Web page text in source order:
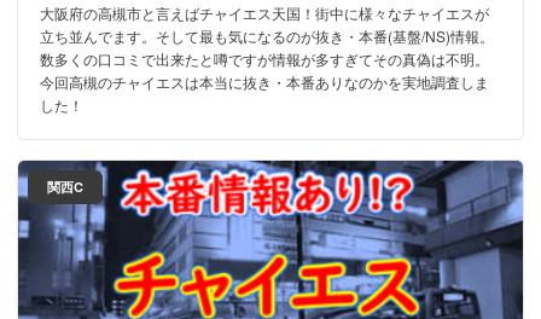
大阪府の高槻市と言えばチャイエス天国！街中に様々なチャイエスが
立ち並んでます。そして最も気になるのが抜き・本番(基盤/NS)情報。
数多くの口コミで出来たと噂ですが情報が多すぎてその真偽は不明。
今回高槻のチャイエスは本当に抜き・本番ありなのかを実地調査しま
した！
関西C